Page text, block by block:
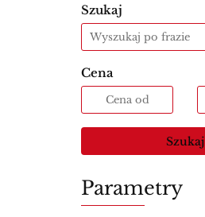
Szukaj
Cena
Szukaj
Parametry